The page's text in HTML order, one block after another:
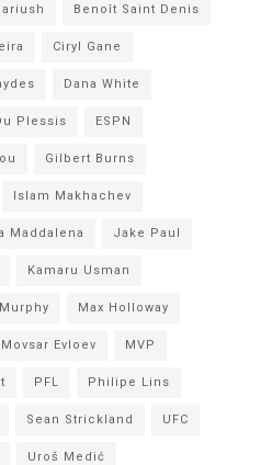
Benoît Saint Denis
Ciryl Gane
Dana White
Plessis ESPN
Gilbert Burns
Islam Makhachev
Maddalena Jake Paul
Kamaru Usman
Max Holloway
Movsar Evloev MVP
PFL Philipe Lins
Sean Strickland UFC
Uroš Medić